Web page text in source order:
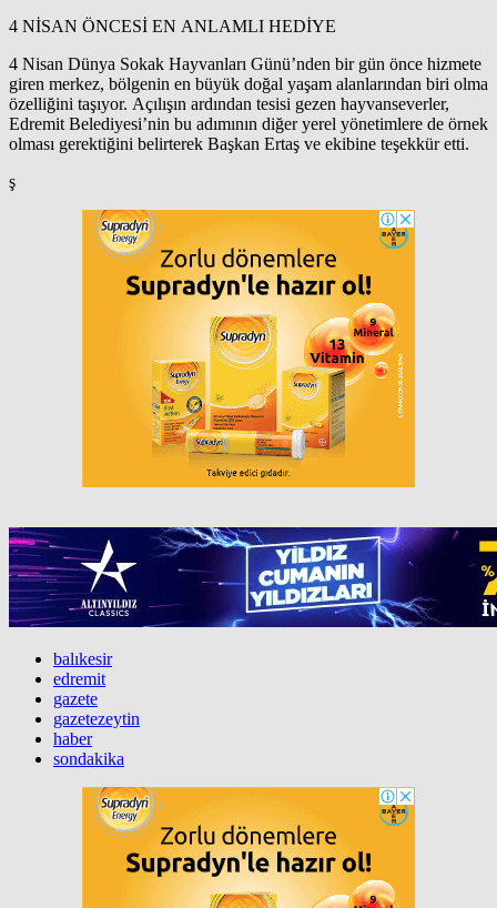
4 NİSAN ÖNCESİ EN ANLAMLI HEDİYE
4 Nisan Dünya Sokak Hayvanları Günü’nden bir gün önce hizmete
giren merkez, bölgenin en büyük doğal yaşam alanlarından biri olma
özelliğini taşıyor. Açılışın ardından tesisi gezen hayvanseverler,
Edremit Belediyesi’nin bu adımının diğer yerel yönetimlere de örnek
olması gerektiğini belirterek Başkan Ertaş ve ekibine teşekkür etti.
ş
balıkesir
edremit
gazete
gazetezeytin
haber
sondakika